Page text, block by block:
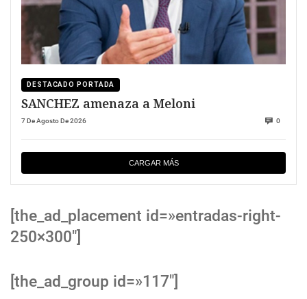
DESTACADO PORTADA
SANCHEZ amenaza a Meloni
7 De Agosto De 2026 0
CARGAR MÁS
[the_ad_placement id=»entradas-right-
250×300″]
[the_ad_group id=»117″]